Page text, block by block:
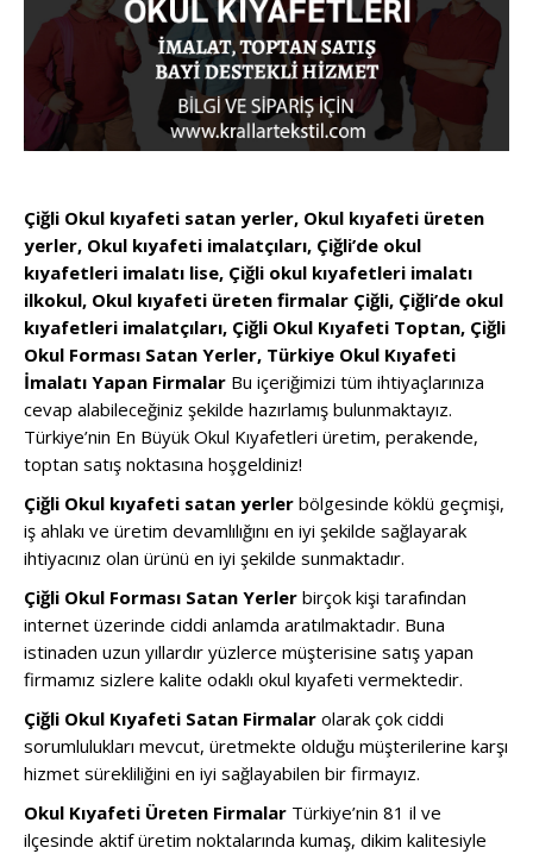
Çiğli Okul kıyafeti satan yerler, Okul kıyafeti üreten
yerler, Okul kıyafeti imalatçıları, Çiğli’de okul
kıyafetleri imalatı lise, Çiğli okul kıyafetleri imalatı
ilkokul, Okul kıyafeti üreten firmalar Çiğli, Çiğli’de okul
kıyafetleri imalatçıları, Çiğli Okul Kıyafeti Toptan, Çiğli
Okul Forması Satan Yerler, Türkiye Okul Kıyafeti
İmalatı Yapan Firmalar Bu içeriğimizi tüm ihtiyaçlarınıza
cevap alabileceğiniz şekilde hazırlamış bulunmaktayız.
Türkiye’nin En Büyük Okul Kıyafetleri üretim, perakende,
toptan satış noktasına hoşgeldiniz!
Çiğli Okul kıyafeti satan yerler bölgesinde köklü geçmişi,
iş ahlakı ve üretim devamlılığını en iyi şekilde sağlayarak
ihtiyacınız olan ürünü en iyi şekilde sunmaktadır.
Çiğli Okul Forması Satan Yerler birçok kişi tarafından
internet üzerinde ciddi anlamda aratılmaktadır. Buna
istinaden uzun yıllardır yüzlerce müşterisine satış yapan
firmamız sizlere kalite odaklı okul kıyafeti vermektedir.
Çiğli Okul Kıyafeti Satan Firmalar olarak çok ciddi
sorumlulukları mevcut, üretmekte olduğu müşterilerine karşı
hizmet sürekliliğini en iyi sağlayabilen bir firmayız.
Okul Kıyafeti Üreten Firmalar Türkiye’nin 81 il ve
ilçesinde aktif üretim noktalarında kumaş, dikim kalitesiyle